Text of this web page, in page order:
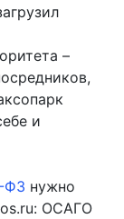
–
и
ФЗ нужно
ОСАГО